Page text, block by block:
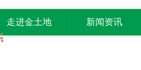
走进金土地 新闻资讯